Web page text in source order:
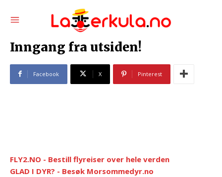
Inngang fra utsiden!
Facebook X Pinterest
FLY2.NO - Bestill flyreiser over hele verden
GLAD I DYR? - Besøk Morsommedyr.no